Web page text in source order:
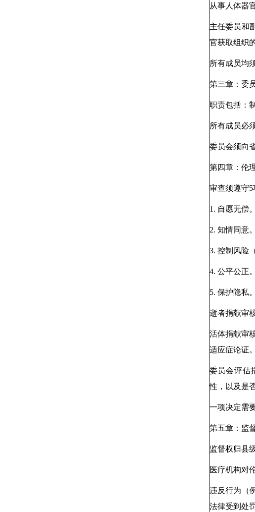
从事人体器
主任委员和
官获取组织
所有成员均
第三章：委
职责包括：
所有成员必
委员会须向
第四章：伦
审查须遵守5
1. 自愿无偿。
2. 知情同意。
3. 控制风险
4. 公平公正。
5. 保护隐私。
逝者捐献审
活体捐献审
适应症论证。
委员会评估
性，以及是
一项决定需
第五章：监
监督权归县
医疗机构对
违反行为（
法律受到处罚